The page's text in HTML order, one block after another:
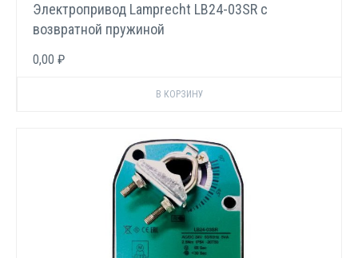
Электропривод Lamprecht LB24-03SR с
возвратной пружиной
0,00 ₽